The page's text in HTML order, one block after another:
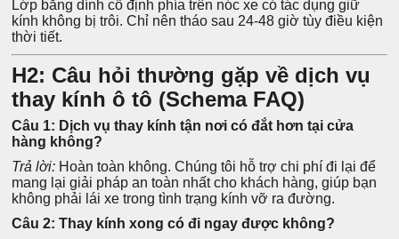
Lớp băng dính cố định phía trên nóc xe có tác dụng giữ
kính không bị trôi. Chỉ nên tháo sau 24-48 giờ tùy điều kiện
thời tiết.
H2: Câu hỏi thường gặp về dịch vụ
thay kính ô tô (Schema FAQ)
Câu 1: Dịch vụ thay kính tận nơi có đắt hơn tại cửa
hàng không?
Trả lời: Hoàn toàn không. Chúng tôi hỗ trợ chi phí đi lại để
mang lại giải pháp an toàn nhất cho khách hàng, giúp bạn
không phải lái xe trong tình trạng kính vỡ ra đường.
Câu 2: Thay kính xong có đi ngay được không?